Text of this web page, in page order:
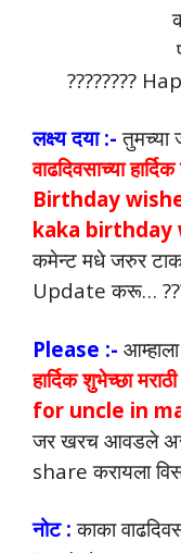
????????
लक्ष्य दया :-
वाढदिवसाच्या
Birthday
kaka birthday
कमेन्ट मधे जरुर
Update करू…
Please :-
हार्दिक शुभेच्छा
for uncle in
जर खरच आवडले
share करायला
नोट :काका